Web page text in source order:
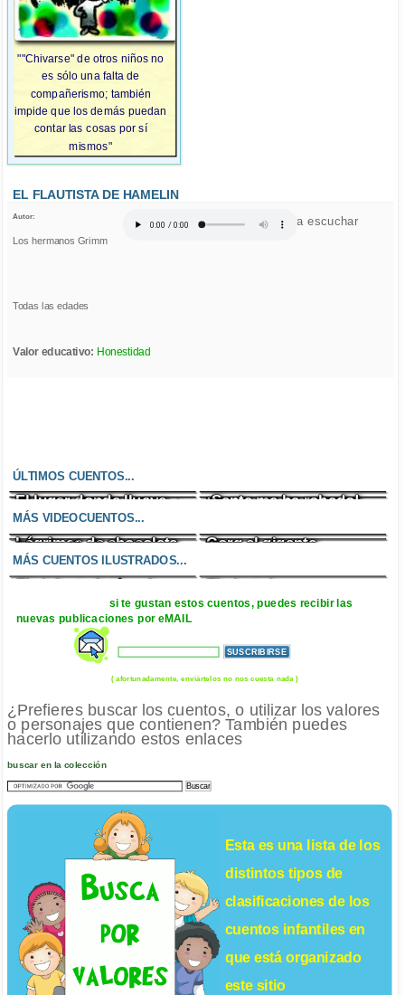
""Chivarse" de otros niños no
es sólo una falta de
compañerismo; también
impide que los demás puedan
contar las cosas por sí
mismos"
EL FLAUTISTA DE HAMELIN
Click para escuchar
Autor:
Los hermanos Grimm
Todas las edades
Valor educativo: Honestidad
ÚLTIMOS CUENTOS...
El lugar donde llueve
chocolate
¡Santa me ha robado!
MÁS VIDEOCUENTOS...
Lágrimas de chocolate Gorg el gigante
El gran lío del pulpo
Un encargo
MÁS CUENTOS ILUSTRADOS...
si te gustan estos cuentos, puedes recibir las
nuevas publicaciones por eMAIL
( afortunadamente, enviártelos no nos cuesta nada )
¿Prefieres buscar los cuentos, o utilizar los valores
o personajes que contienen? También puedes
hacerlo utilizando estos enlaces
buscar en la colección
Esta es una lista de los
distintos tipos de
clasificaciones de los
cuentos infantilesen
que está organizado
este sitio